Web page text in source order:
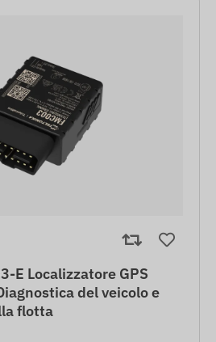
E Localizzatore GPS
del veicolo e
flotta